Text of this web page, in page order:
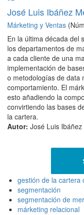
José Luis Ibáñez
Márketing y Ventas
En la última década del
los departamentos de
a cada cliente de una
implementación de
o metodologías de data
comportamiento. El
esto añadiendo la
convirtiendo las bases
la cartera.
Autor: José Luis
gestión de la cartera
segmentación
segmentación de
márketing relacional